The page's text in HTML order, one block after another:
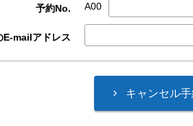
予約No. A00
E-mailアドレス